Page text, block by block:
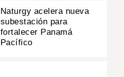
Naturgy acelera nueva
subestación para
fortalecer Panamá
Pacífico